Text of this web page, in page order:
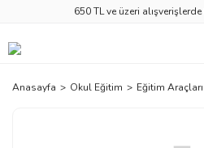
650 TL ve üzeri alışverişlerde
Anasayfa Okul Eğitim Eğitim Araçları